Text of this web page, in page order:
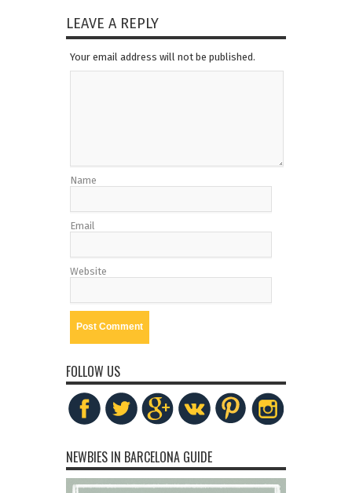
LEAVE A REPLY
Your email address will not be published.
Name
Email
Website
FOLLOW US
NEWBIES IN BARCELONA GUIDE